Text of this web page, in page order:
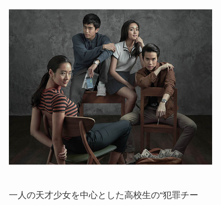
一人の天才少女を中心とした高校生の“犯罪チー